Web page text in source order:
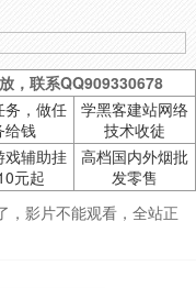
，联系QQ909330678
务，做任
给钱
学黑客建站网络
技术收徒
戏辅助挂
元起
高档国内外烟批
发零售
，影片不能观看，全站正